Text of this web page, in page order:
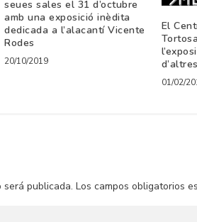
seues sales el 31 d’octubre
amb una exposició inèdita
dedicada a l’alacantí Vicente
Rodes
20/10/2019
El
01/02/
publicada. Los campos obligatorios